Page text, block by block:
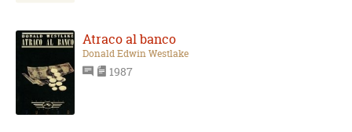
Atraco al banco
Donald Edwin Westlake
1987